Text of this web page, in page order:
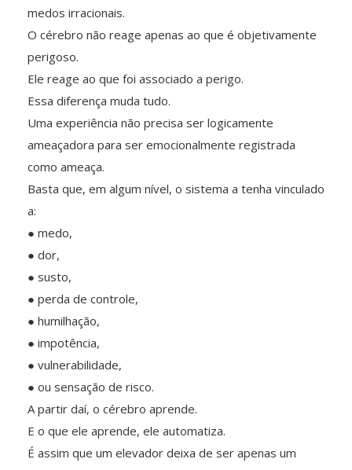
medos irracionais.
O cérebro não reage apenas ao que é objetivamente
perigoso.
Ele reage ao que foi associado a perigo.
Essa diferença muda tudo.
Uma experiência não precisa ser logicamente
ameaçadora para ser emocionalmente registrada
como ameaça.
Basta que, em algum nível, o sistema a tenha vinculado
a:
● medo,
● dor,
● susto,
● perda de controle,
● humilhação,
● impotência,
● vulnerabilidade,
● ou sensação de risco.
A partir daí, o cérebro aprende.
E o que ele aprende, ele automatiza.
É assim que um elevador deixa de ser apenas um